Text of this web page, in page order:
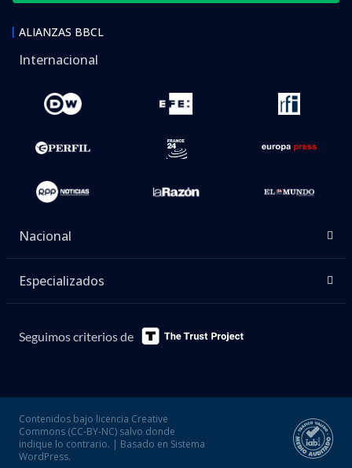
ALIANZAS BBCL
Internacional
Nacional
Especializados
Seguimos criterios de
Contenidos bajo licencia Creative
Commons (CC-BY-NC) salvo donde
indique lo contrario. | Basado en Sistema
WordPress.